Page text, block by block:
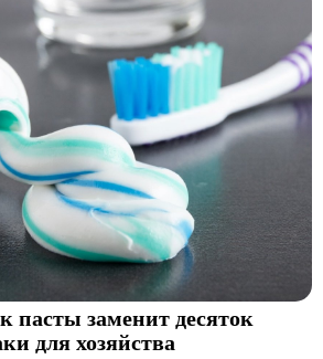
заменит десяток
для хозяйства